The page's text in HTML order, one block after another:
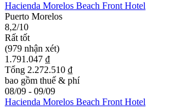
Hacienda Morelos Beach Front Hotel
Puerto Morelos
8,2/10
Rất tốt
(979 nhận xét)
1.791.047 ₫
Tổng 2.272.510 ₫
bao gồm thuế & phí
08/09 - 09/09
Hacienda Morelos Beach Front Hotel